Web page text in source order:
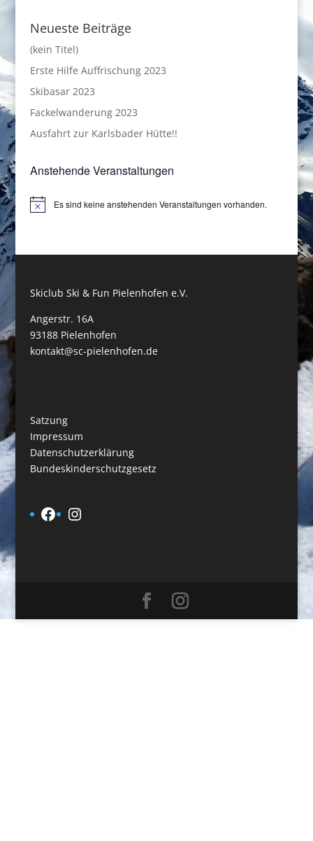
Neueste Beiträge
(kein Titel)
Erste Hilfe Auffrischung 2023
Skibasar 2023
Fackelwanderung 2023
Ausfahrt zur Karlsbader Hütte!!
Anstehende Veranstaltungen
HinweisEs sind keine anstehenden Veranstaltungen vorhanden.
Skiclub Ski & Fun Pielenhofen e.V.
Angerstr. 16A
93188 Pielenhofen
kontakt@sc-pielenhofen.de
Satzung
Impressum
Datenschutzerklärung
Bundeskinderschutzgesetz
Facebook
Instagram